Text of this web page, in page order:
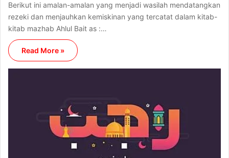
Berikut ini amalan-amalan yang menjadi wasilah mendatangkan
rezeki dan menjauhkan kemiskinan yang tercatat dalam kitab-
kitab mazhab Ahlul Bait as :…
Read More »